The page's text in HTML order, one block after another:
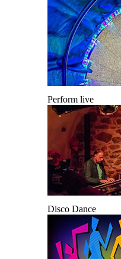
Perform live
Disco Dance